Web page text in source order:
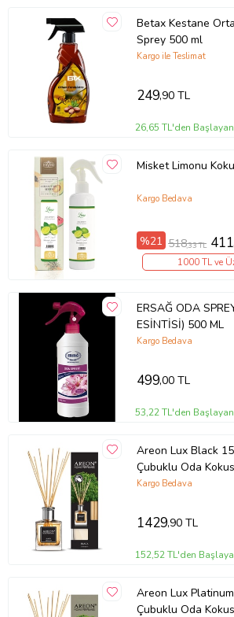
Betax Kestane
Sprey 500 ml
Kargo ile Teslimat
249,90 TL
26,65 TL'den
Misket Limonu
Kargo Bedava
%21 518,33 TL 411
1000 TL ve
ERSAĞ ODA
ESİNTİSİ) 500 ML
Kargo Bedava
499,00 TL
53,22 TL'den
Areon Lux Black
Çubuklu Oda
Kargo Bedava
1429,90 TL
152,52 TL'den
Areon Lux
Çubuklu Oda